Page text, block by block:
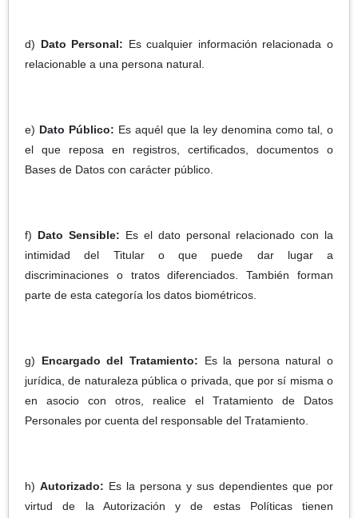
d) Dato Personal: Es cualquier información relacionada o
relacionable a una persona natural.
e) Dato Público: Es aquél que la ley denomina como tal, o
el que reposa en registros, certificados, documentos o
Bases de Datos con carácter público.
f) Dato Sensible: Es el dato personal relacionado con la
intimidad del Titular o que puede dar lugar a
discriminaciones o tratos diferenciados. También forman
parte de esta categoría los datos biométricos.
g) Encargado del Tratamiento: Es la persona natural o
jurídica, de naturaleza pública o privada, que por sí misma o
en asocio con otros, realice el Tratamiento de Datos
Personales por cuenta del responsable del Tratamiento.
h) Autorizado: Es la persona y sus dependientes que por
virtud de la Autorización y de estas Políticas tienen